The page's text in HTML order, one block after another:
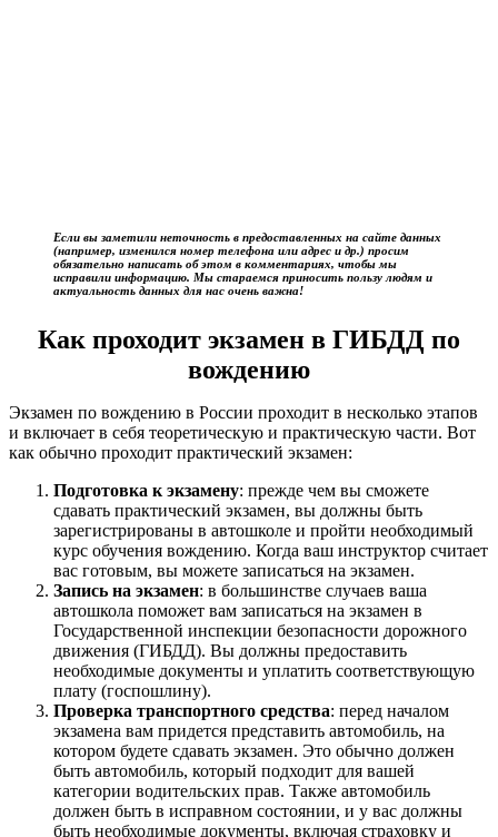
Если вы заметили неточность в предоставленных на сайте данных
(например, изменился номер телефона или адрес и др.) просим
обязательно написать об этом в комментариях, чтобы мы
исправили информацию. Мы стараемся приносить пользу людям и
актуальность данных для нас очень важна!
Как проходит экзамен в ГИБДД по
вождению
Экзамен по вождению в России проходит в несколько этапов
и включает в себя теоретическую и практическую части. Вот
как обычно проходит практический экзамен:
Подготовка к экзамену: прежде чем вы сможете
сдавать практический экзамен, вы должны быть
зарегистрированы в автошколе и пройти необходимый
курс обучения вождению. Когда ваш инструктор считает
вас готовым, вы можете записаться на экзамен.
Запись на экзамен: в большинстве случаев ваша
автошкола поможет вам записаться на экзамен в
Государственной инспекции безопасности дорожного
движения (ГИБДД). Вы должны предоставить
необходимые документы и уплатить соответствующую
плату (госпошлину).
Проверка транспортного средства: перед началом
экзамена вам придется представить автомобиль, на
котором будете сдавать экзамен. Это обычно должен
быть автомобиль, который подходит для вашей
категории водительских прав. Также автомобиль
должен быть в исправном состоянии, и у вас должны
быть необходимые документы, включая страховку и